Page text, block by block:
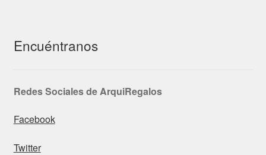
Encuéntranos
Redes Sociales de ArquiRegalos
Facebook
Twitter